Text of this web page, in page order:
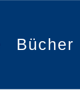
Bücher